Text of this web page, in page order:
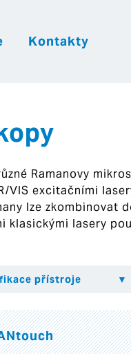
Kontakty
Ramanovy
VIS excitačními
lze
lasery